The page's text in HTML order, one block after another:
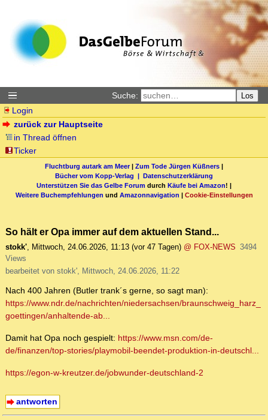
Suche: Los
Login
zurück zur Hauptseite
in Thread öffnen
Ticker
Fluchtburg autark am Meer| Zum Tode Jürgen Küßners |
Bücher vom Kopp-Verlag | Datenschutzerklärung
Unterstützen Sie das Gelbe Forum durch Käufe bei Amazon! |
Weitere Buchempfehlungen und Amazonnavigation | Cookie-Einstellungen
So hält er Opa immer auf dem aktuellen Stand...
stokk', Mittwoch, 24.06.2026, 11:13 (vor 47 Tagen) @ FOX-NEWS 3494
Views
bearbeitet von stokk', Mittwoch, 24.06.2026, 11:22
Nach 400 Jahren (Butler trank´s gerne, so sagt man):
https://www.ndr.de/nachrichten/niedersachsen/braunschweig_harz_
goettingen/anhaltende-ab...
Damit hat Opa noch gespielt: https://www.msn.com/de-
de/finanzen/top-stories/playmobil-beendet-produktion-in-deutschl...
https://egon-w-kreutzer.de/jobwunder-deutschland-2
antworten